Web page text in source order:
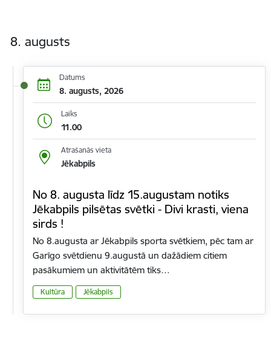
8. augusts
Datums
8. augusts, 2026
Laiks
11.00
Atrašanās vieta
Jēkabpils
No 8. augusta līdz 15.augustam notiks
Jēkabpils pilsētas svētki - Divi krasti, viena
sirds !
No 8.augusta ar Jēkabpils sporta svētkiem, pēc tam ar
Garīgo svētdienu 9.augustā un dažādiem citiem
pasākumiem un aktivitātēm tiks…
Kultūra Jēkabpils